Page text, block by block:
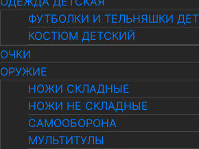
ФУТБОЛКИ И ТЕЛЬНЯШКИ
КОСТЮМ ДЕТСКИЙ
ОЧКИ
ОРУЖИЕ
НОЖИ СКЛАДНЫЕ
НОЖИ НЕ СКЛАДНЫЕ
САМООБОРОНА
МУЛЬТИТУЛЫ